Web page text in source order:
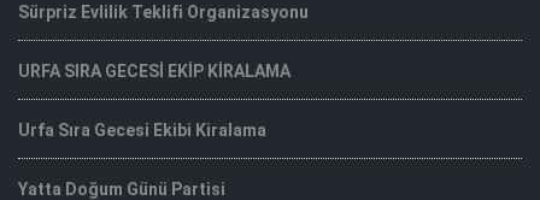
Sürpriz Evlilik Teklifi Organizasyonu
URFA SIRA GECESİ EKİP KİRALAMA
Urfa Sıra Gecesi Ekibi Kiralama
Yatta Doğum Günü Partisi